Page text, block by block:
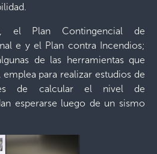
el Plan Contingencial de
e y el Plan contra Incendios;
de las herramientas que
para realizar estudios de
de calcular el nivel de
esperarse luego de un sismo